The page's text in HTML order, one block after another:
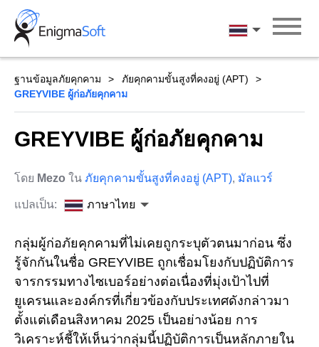
Skip
content
ภาษาไทย
ฐานข้อมูลภัยคุกคาม
ภัยคุกคามขั้นสูงที่คงอยู่ (APT)
GREYVIBE ผู้ก่อภัยคุกคาม
GREYVIBE ผู้ก่อภัยคุกคาม
โดย Mezo ใน ภัยคุกคามขั้นสูงที่คงอยู่ (APT), มัลแวร์
แปลเป็น: ภาษาไทย
กลุ่มผู้ก่อภัยคุกคามที่ไม่เคยถูกระบุตัวตนมาก่อน ซึ่ง
รู้จักกันในชื่อ GREYVIBE ถูกเชื่อมโยงกับปฏิบัติการ
จารกรรมทางไซเบอร์อย่างต่อเนื่องที่มุ่งเป้าไปที่
ยูเครนและองค์กรที่เกี่ยวข้องกับประเทศดังกล่าวมา
ตั้งแต่เดือนสิงหาคม 2025 เป็นอย่างน้อย การ
วิเคราะห์ชี้ให้เห็นว่ากลุ่มนี้ปฏิบัติการเป็นหลักภายใน